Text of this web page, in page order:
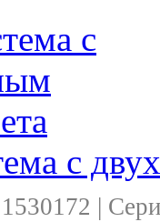
с
|